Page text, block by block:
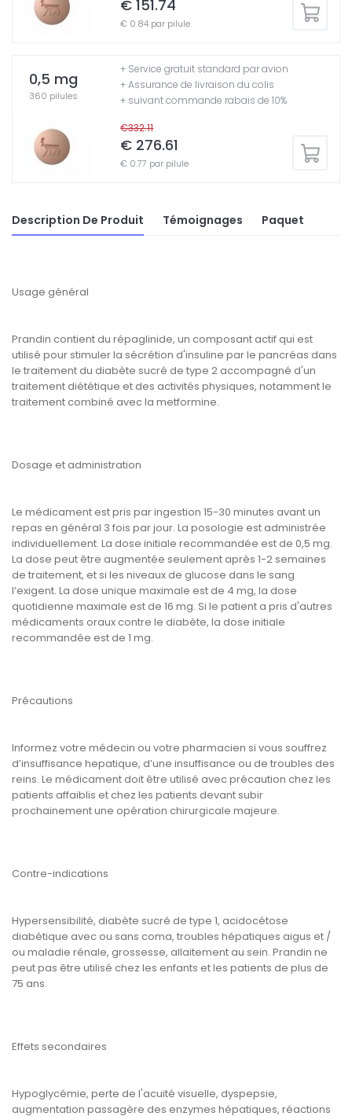
€ 151.74
€ 0.84 par pilule
0,5 mg
360 pilules
€332.11
€ 276.61
€ 0.77 par pilule
+ Service gratuit standard par avion
+ Assurance de livraison du colis
+ suivant commande rabais de 10%
Description De Produit Témoignages Paquet
Usage général
Prandin contient du répaglinide, un composant actif qui est
utilisé pour stimuler la sécrétion d'insuline par le pancréas dans
le traitement du diabète sucré de type 2 accompagné d'un
traitement diététique et des activités physiques, notamment le
traitement combiné avec la metformine.
Dosage et administration
Le médicament est pris par ingestion 15-30 minutes avant un
repas en général 3 fois par jour. La posologie est administrée
individuellement. La dose initiale recommandée est de 0,5 mg.
La dose peut être augmentée seulement après 1-2 semaines
de traitement, et si les niveaux de glucose dans le sang
l’exigent. La dose unique maximale est de 4 mg, la dose
quotidienne maximale est de 16 mg. Si le patient a pris d'autres
médicaments oraux contre le diabète, la dose initiale
recommandée est de 1 mg.
Précautions
Informez votre médecin ou votre pharmacien si vous souffrez
d’insuffisance hepatique, d’une insuffisance ou de troubles des
reins. Le médicament doit être utilisé avec précaution chez les
patients affaiblis et chez les patients devant subir
prochainement une opération chirurgicale majeure.
Contre-indications
Hypersensibilité, diabète sucré de type 1, acidocétose
diabétique avec ou sans coma, troubles hépatiques aigus et /
ou maladie rénale, grossesse, allaitement au sein. Prandin ne
peut pas être utilisé chez les enfants et les patients de plus de
75 ans.
Effets secondaires
Hypoglycémie, perte de l'acuité visuelle, dyspepsie,
augmentation passagère des enzymes hépatiques, réactions